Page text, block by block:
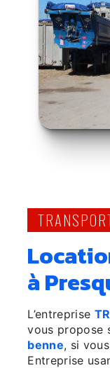
location camion benne
à
L’entreprise
vous propose
benne, si
Entreprise